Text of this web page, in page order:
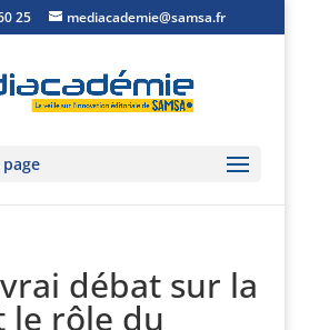
25 mediacademie@samsa.fr
débat sur la
le rôle du